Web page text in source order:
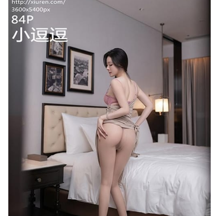
抖娘-利世 – NO.077[XIUREN秀人网] 2022.01.18
NO.4479[89P/910MB]
[微密圈]无欲无求的推土君 – 性感蕾丝吊带黑丝[12P2V-
2025-06-19
[Xiuren秀人网]2024.01.09 NO.7934 杨晨晨
Yome[85+1P/735MB] 2024-07-16
[Xiuren秀人网]2023.10.11 NO.7489 王薇薇[85+1P/851MB]
2024-04-25
秋和柯基 – NO.106 猫女仆[55P1V-1.72GB]